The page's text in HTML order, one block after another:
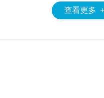
查看更多 +